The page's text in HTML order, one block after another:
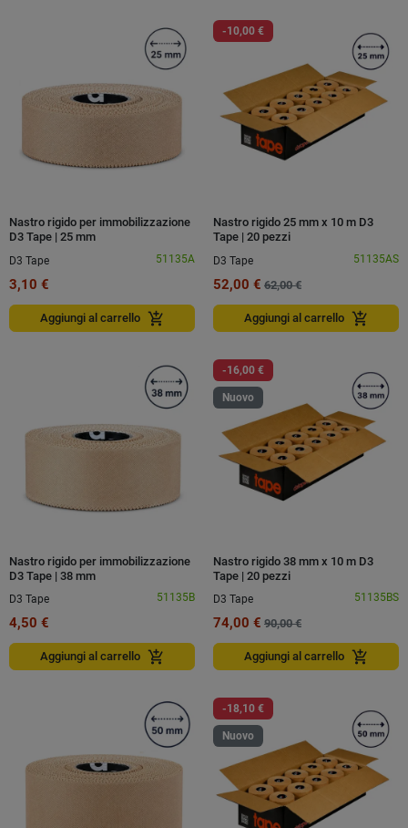
Nastro rigido per immobilizzazione
D3 Tape | 25 mm
D3 Tape
51135A
3,10 €
Aggiungi al carrello add_shopping_cart
-10,00 €
Nastro rigido 25 mm x 10 m D3
Tape | 20 pezzi
D3 Tape
51135AS
52,00 € 62,00 €
Aggiungi al carrello add_shopping_cart
Nastro rigido per immobilizzazione
D3 Tape | 38 mm
D3 Tape
51135B
4,50 €
Aggiungi al carrello add_shopping_cart
-16,00 €
Nuovo
Nastro rigido 38 mm x 10 m D3
Tape | 20 pezzi
D3 Tape
51135BS
74,00 € 90,00 €
Aggiungi al carrello add_shopping_cart
-18,10 €
Nuovo